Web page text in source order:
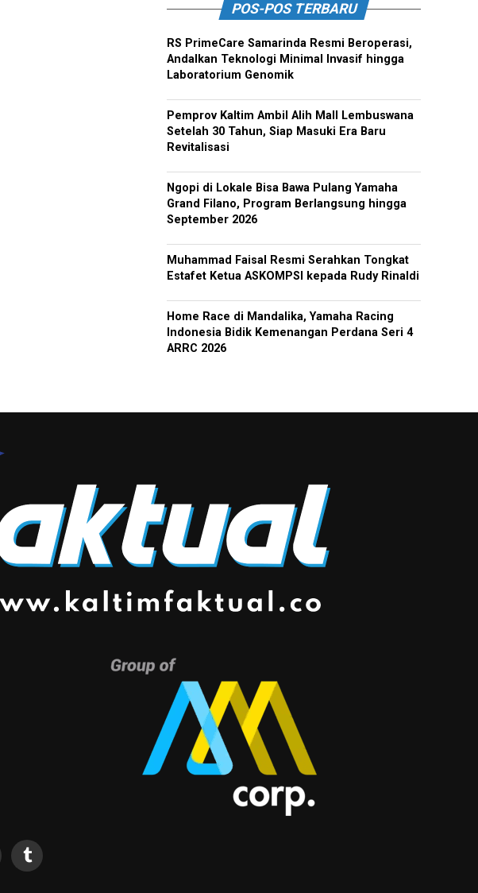
POS-POS TERBARU
RS PrimeCare Samarinda Resmi Beroperasi,
Andalkan Teknologi Minimal Invasif hingga
Laboratorium Genomik
Pemprov Kaltim Ambil Alih Mall Lembuswana
Setelah 30 Tahun, Siap Masuki Era Baru
Revitalisasi
Ngopi di Lokale Bisa Bawa Pulang Yamaha
Grand Filano, Program Berlangsung hingga
September 2026
Muhammad Faisal Resmi Serahkan Tongkat
Estafet Ketua ASKOMPSI kepada Rudy Rinaldi
Home Race di Mandalika, Yamaha Racing
Indonesia Bidik Kemenangan Perdana Seri 4
ARRC 2026